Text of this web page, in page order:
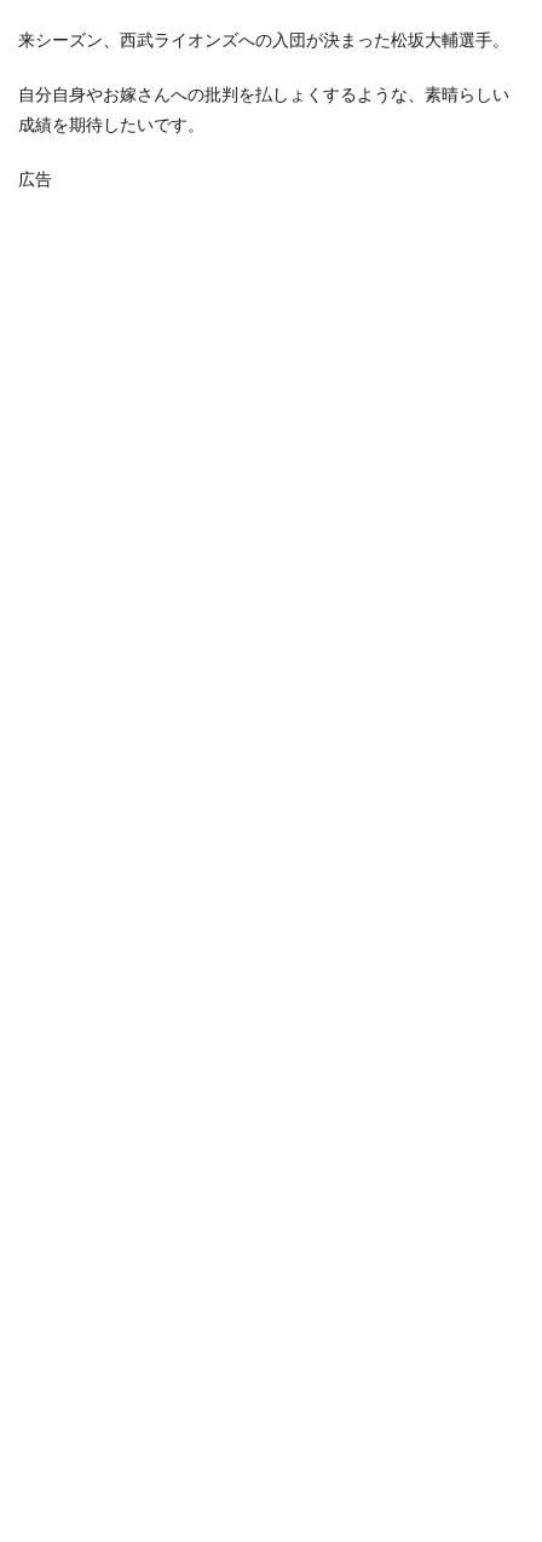
来シーズン、西武ライオンズへの入団が決まった松坂大輔選手。
自分自身やお嫁さんへの批判を払しょくするような、素晴らしい
成績を期待したいです。
広告